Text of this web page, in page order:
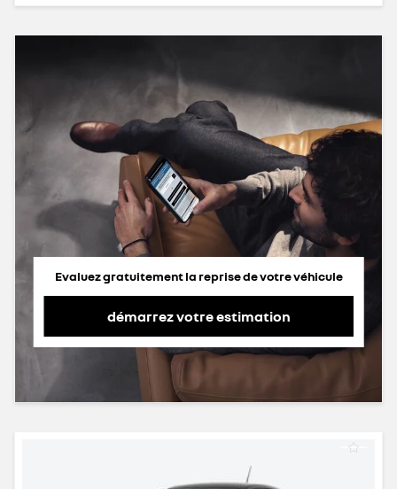
Evaluez gratuitement la reprise de votre véhicule
démarrez votre estimation